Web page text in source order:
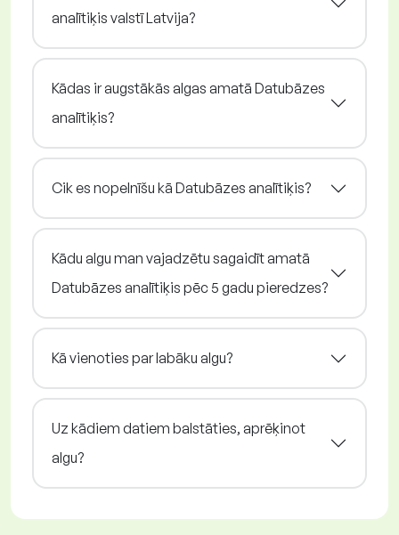
analītiķis valstī Latvija?
Kādas ir augstākās algas amatā Datubāzes
analītiķis?
Cik es nopelnīšu kā Datubāzes analītiķis?
Kādu algu man vajadzētu sagaidīt amatā
Datubāzes analītiķis pēc 5 gadu pieredzes?
Kā vienoties par labāku algu?
Uz kādiem datiem balstāties, aprēķinot
algu?